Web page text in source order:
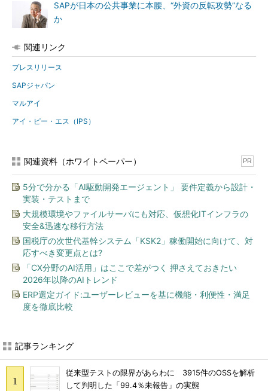
SAPが日本の公共事業に本腰、“外資の反転攻勢”なる
か
関連リンク
プレスリリース
SAPジャパン
マルアイ
アイ・ピー・エス（IPS）
関連資料（ホワイトペーパー） PR
5分で分かる「AI駆動開発エージェント」 要件定義から設計・
実装・テストまで
大規模環境やファイルサーバにも対応、仮想化ITインフラの
安全&迅速な移行方法
国税庁の次世代基幹システム「KSK2」稼働開始に向けて、対
応すべき変更点とは?
「CX分野のAI活用」はここで差がつく 押さえておきたい
2026年以降のAIトレンド
ERP選定ガイド:ユーザーレビューを基に機能・利便性・満足
度を徹底比較
記事ランキング
従来型テストの限界があらわに 3915件のOSSを解析
して判明した「99.4％未報告」の実態